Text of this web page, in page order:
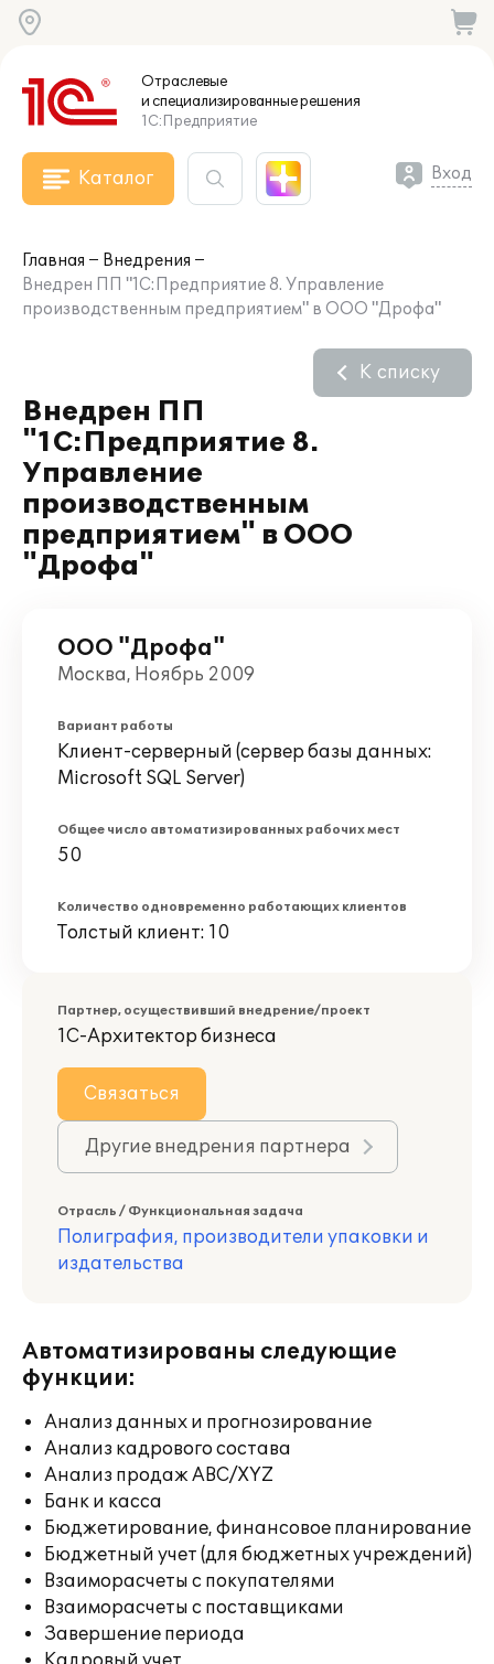
Отраслевые
и специализированныерешения
1С:Предприятие
Каталог Вход
Главная
Внедрения
Внедрен ПП "1С:Предприятие 8. Управление
производственным предприятием" в ООО "Дрофа"
Внедрен ПП
"1С:Предприятие 8.
Управление
производственным
предприятием" в ООО
"Дрофа"
К списку
ООО "Дрофа"
Москва, Ноябрь 2009
Вариант работы
Клиент-серверный (сервер базы данных:
Microsoft SQL Server)
Общее число автоматизированных рабочих мест
50
Количество одновременно работающих клиентов
Толстый клиент: 10
Партнер, осуществивший внедрение/проект
1С-Архитектор бизнеса
Связаться
Другие внедрения партнера
Отрасль / Функциональная задача
Полиграфия, производители упаковки и
издательства
Автоматизированы следующие
функции:
Анализ данных и прогнозирование
Анализ кадрового состава
Анализ продаж ABC/XYZ
Банк и касса
Бюджетирование, финансовое планирование
Бюджетный учет (для бюджетных учреждений)
Взаиморасчеты с покупателями
Взаиморасчеты с поставщиками
Завершение периода